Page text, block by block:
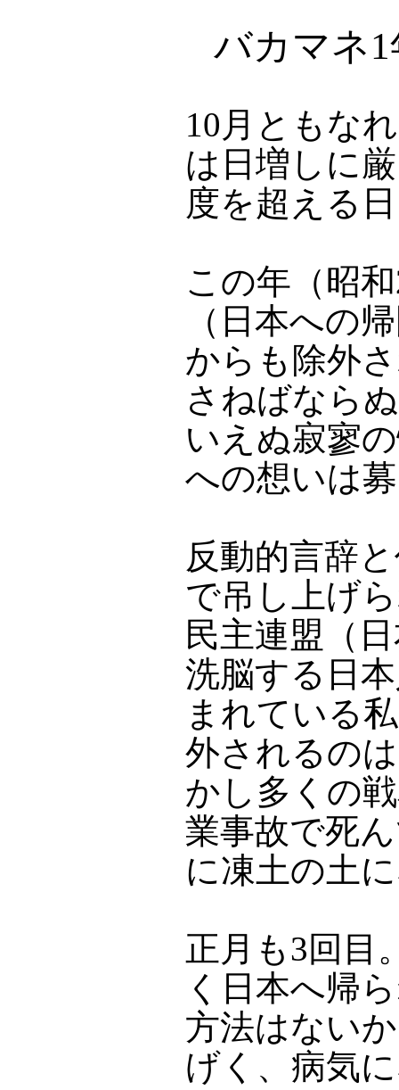
バカマネ
10月ともな
は日増しに
度を超える
この年（昭
（日本への
からも除外
さねばなら
いえぬ寂寥
への想いは
反動的言辞
で吊し上げ
民主連盟（
洗脳する日
まれている
外されるの
かし多くの
業事故で死
に凍土の土
正月も3回目
く日本へ帰
方法はない
げく、病気